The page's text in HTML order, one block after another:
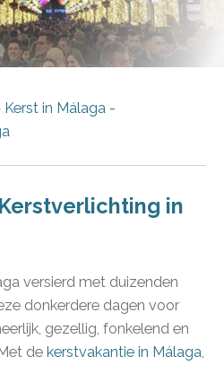
Kerst in Málaga -
Kerstverlichting in
versierd met duizenden
donkerdere dagen voor
gezellig, fonkelend en
de kerstvakantie in Málaga,